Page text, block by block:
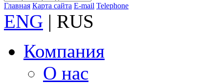
Главная Карта сайта E-mail Telephone
ENG | RUS
Компания
О нас